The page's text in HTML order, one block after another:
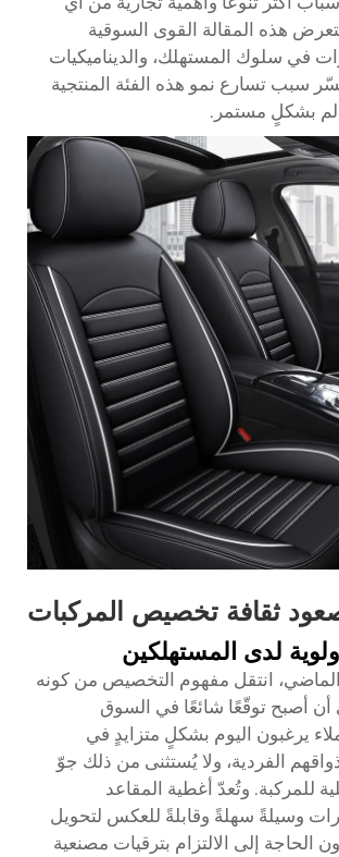
هذه المقالة القوى السوقية
في سلوك المستهلك، والديناميكيات
سبب تسارع نمو هذه الفئة المنتجية
بشكلٍ مستمر.
ثقافة تخصيص المركبات
لدى المستهلكين
انتقل مفهوم التخصيص من كونه
أن أصبح توقّعًا شائعًا في السوق
يرغبون اليوم بشكلٍ متزايدٍ في
الفردية، ولا يُستثنى من ذلك جوّ
للمركبة. وتُعدّ أغطية المقاعد
وسيلةً سهلةً وقابلةً للعكس لتحويل
الحاجة إلى الالتزام بترقيات مصنعية